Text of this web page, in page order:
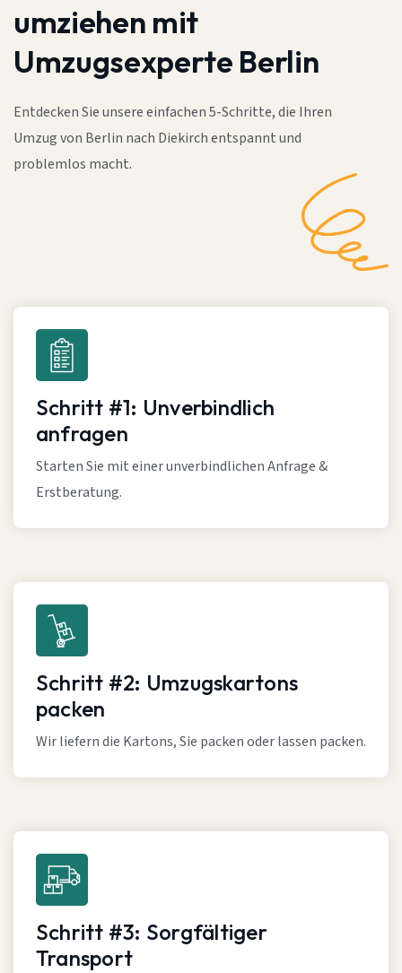
umziehen mit
Umzugsexperte Berlin
Entdecken Sie unsere einfachen 5-Schritte, die Ihren
Umzug von Berlin nach Diekirch entspannt und
problemlos macht.
Schritt #1: Unverbindlich
anfragen
Starten Sie mit einer unverbindlichen Anfrage &
Erstberatung.
Schritt #2: Umzugskartons
packen
Wir liefern die Kartons, Sie packen oder lassen packen.
Schritt #3: Sorgfältiger
Transport